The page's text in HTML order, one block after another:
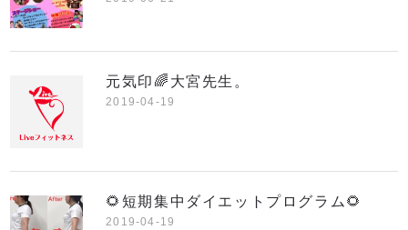
元気印🌈大宮先生。
2019-04-19
🌻短期集中ダイエットプログラム🌻
2019-04-19